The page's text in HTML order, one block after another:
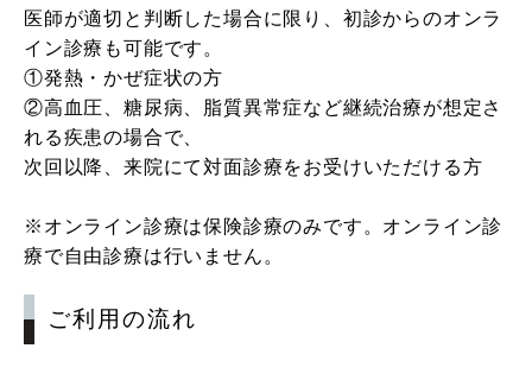
医師が適切と判断した場合に限り、初診からのオンラ
イン診療も可能です。
①発熱・かぜ症状の方
②高血圧、糖尿病、脂質異常症など継続治療が想定さ
れる疾患の場合で、
次回以降、来院にて対面診療をお受けいただける方
※オンライン診療は保険診療のみです。オンライン診
療で自由診療は行いません。
ご利用の流れ